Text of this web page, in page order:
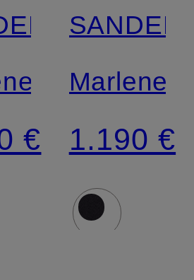
€
SANDER
1.190 €